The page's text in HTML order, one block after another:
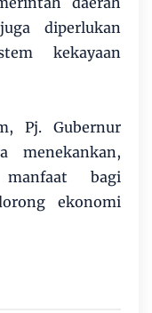
diperlukan
kekayaan
Pj. Gubernur
menekankan,
bagi
ekonomi